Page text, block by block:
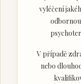
vyléčení
V případě
nebo